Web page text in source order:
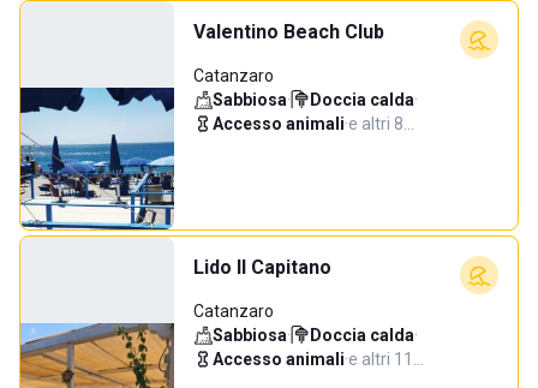
Valentino Beach Club
Catanzaro
Sabbiosa· Doccia calda·
Accesso animali·e altri 8…
Lido Il Capitano
Catanzaro
Sabbiosa· Doccia calda·
Accesso animali·e altri 11…